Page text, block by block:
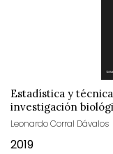
Estadística y
investigación
Leonardo Corral Dávalos
2019